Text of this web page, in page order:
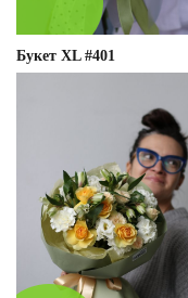
Букет XL #401